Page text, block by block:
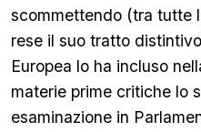
scommettendo (tra tutte
rese il suo tratto
Europea lo ha incluso
materie prime critiche lo
esaminazione in